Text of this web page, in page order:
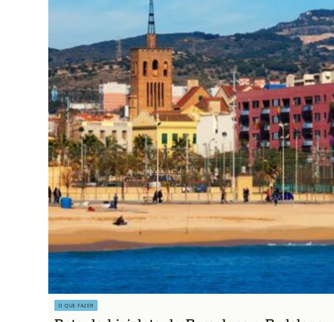
O QUE FAZER